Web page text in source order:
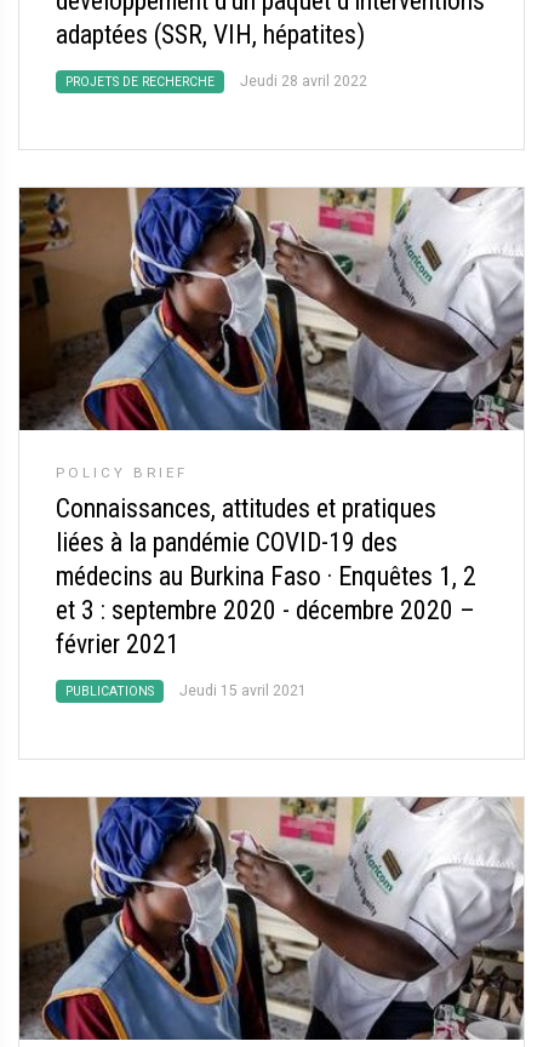
adaptées (SSR, VIH, hépatites)
PROJETS DE RECHERCHE Jeudi 28 avril 2022
POLICY BRIEF
Connaissances, attitudes et pratiques
liées à la pandémie COVID-19 des
médecins au Burkina Faso · Enquêtes 1, 2
et 3 : septembre 2020 - décembre 2020 –
février 2021
PUBLICATIONS Jeudi 15 avril 2021